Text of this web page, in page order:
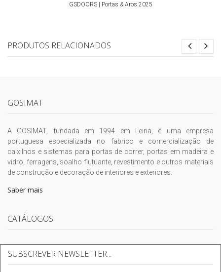
GSDOORS | Portas & Aros 2025
PRODUTOS RELACIONADOS
GOSIMAT
A GOSIMAT, fundada em 1994 em Leiria, é uma empresa
portuguesa especializada no fabrico e comercialização de
caixilhos e sistemas para portas de correr, portas em madeira e
vidro, ferragens, soalho flutuante, revestimento e outros materiais
de construção e decoração de interiores e exteriores.
Saber mais
CATÁLOGOS
SUBSCREVER NEWSLETTER...